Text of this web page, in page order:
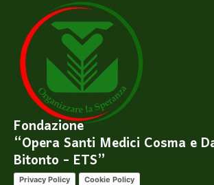
Fondazione
“Opera Santi Medici Cosma e
Bitonto - ETS”
Privacy Policy Cookie Policy